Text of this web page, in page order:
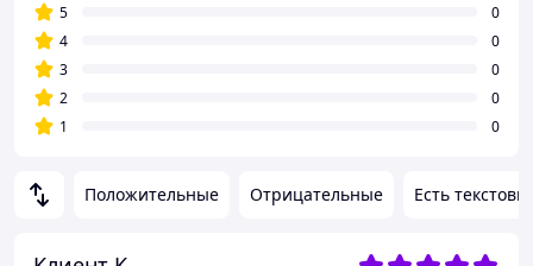
Положительные Отрицательные Есть
5
0
4
0
3
0
2
0
1
0